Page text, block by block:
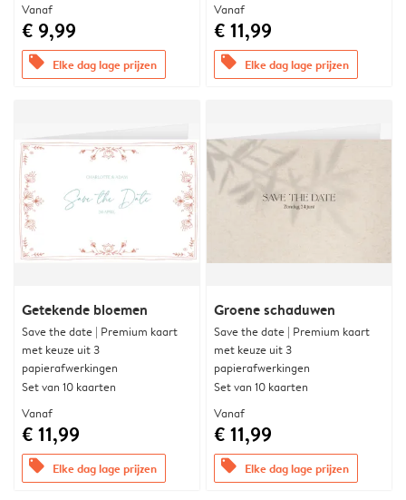
Vanaf
€ 9,99
offers Elke dag lage prijzen
Vanaf
€ 11,99
offers Elke dag lage prijzen
Getekende bloemen
Save the date | Premium kaart
met keuze uit 3
papierafwerkingen
Set van 10 kaarten
Vanaf
€ 11,99
offers Elke dag lage prijzen
Groene schaduwen
Save the date | Premium kaart
met keuze uit 3
papierafwerkingen
Set van 10 kaarten
Vanaf
€ 11,99
offers Elke dag lage prijzen